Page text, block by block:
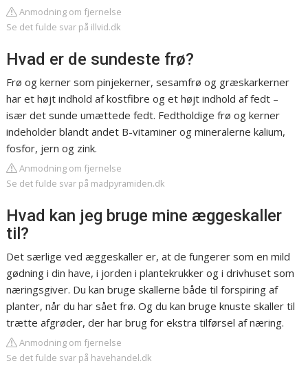
Anmodning om fjernelse
Se det fulde svar på illvid.dk
Hvad er de sundeste frø?
Frø og kerner som pinjekerner, sesamfrø og græskarkerner
har et højt indhold af kostfibre og et højt indhold af fedt –
især det sunde umættede fedt. Fedtholdige frø og kerner
indeholder blandt andet B-vitaminer og mineralerne kalium,
fosfor, jern og zink.
Anmodning om fjernelse
Se det fulde svar på madpyramiden.dk
Hvad kan jeg bruge mine æggeskaller
til?
Det særlige ved æggeskaller er, at de fungerer som en mild
gødning i din have, i jorden i plantekrukker og i drivhuset som
næringsgiver. Du kan bruge skallerne både til forspiring af
planter, når du har sået frø. Og du kan bruge knuste skaller til
trætte afgrøder, der har brug for ekstra tilførsel af næring.
Anmodning om fjernelse
Se det fulde svar på havehandel.dk